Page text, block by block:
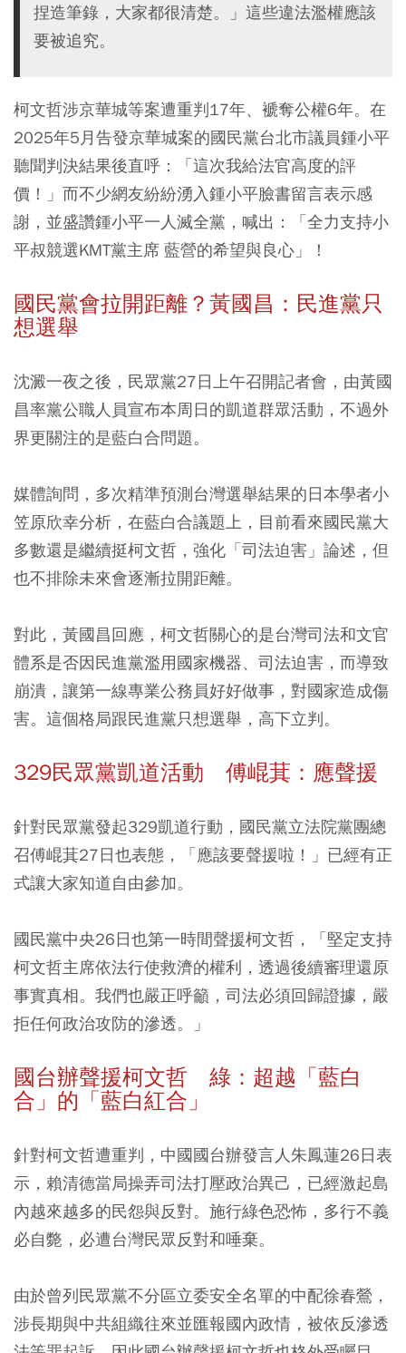
捏造筆錄，大家都很清楚。」這些違法濫權應該
要被追究。
柯文哲涉京華城等案遭重判17年、褫奪公權6年。在
2025年5月告發京華城案的國民黨台北市議員鍾小平
聽聞判決結果後直呼：「這次我給法官高度的評
價！」而不少網友紛紛湧入鍾小平臉書留言表示感
謝，並盛讚鍾小平一人滅全黨，喊出：「全力支持小
平叔競選KMT黨主席 藍營的希望與良心」！
國民黨會拉開距離？黃國昌：民進黨只
想選舉
沈澱一夜之後，民眾黨27日上午召開記者會，由黃國
昌率黨公職人員宣布本周日的凱道群眾活動，不過外
界更關注的是藍白合問題。
媒體詢問，多次精準預測台灣選舉結果的日本學者小
笠原欣幸分析，在藍白合議題上，目前看來國民黨大
多數還是繼續挺柯文哲，強化「司法迫害」論述，但
也不排除未來會逐漸拉開距離。
對此，黃國昌回應，柯文哲關心的是台灣司法和文官
體系是否因民進黨濫用國家機器、司法迫害，而導致
崩潰，讓第一線專業公務員好好做事，對國家造成傷
害。這個格局跟民進黨只想選舉，高下立判。
329民眾黨凱道活動 傅崐萁：應聲援
針對民眾黨發起329凱道行動，國民黨立法院黨團總
召傅崐萁27日也表態，「應該要聲援啦！」已經有正
式讓大家知道自由參加。
國民黨中央26日也第一時間聲援柯文哲，「堅定支持
柯文哲主席依法行使救濟的權利，透過後續審理還原
事實真相。我們也嚴正呼籲，司法必須回歸證據，嚴
拒任何政治攻防的滲透。」
國台辦聲援柯文哲 綠：超越「藍白
合」的「藍白紅合」
針對柯文哲遭重判，中國國台辦發言人朱鳳蓮26日表
示，賴清德當局操弄司法打壓政治異己，已經激起島
內越來越多的民怨與反對。施行綠色恐怖，多行不義
必自斃，必遭台灣民眾反對和唾棄。
由於曾列民眾黨不分區立委安全名單的中配徐春鶯，
涉長期與中共組織往來並匯報國內政情，被依反滲透